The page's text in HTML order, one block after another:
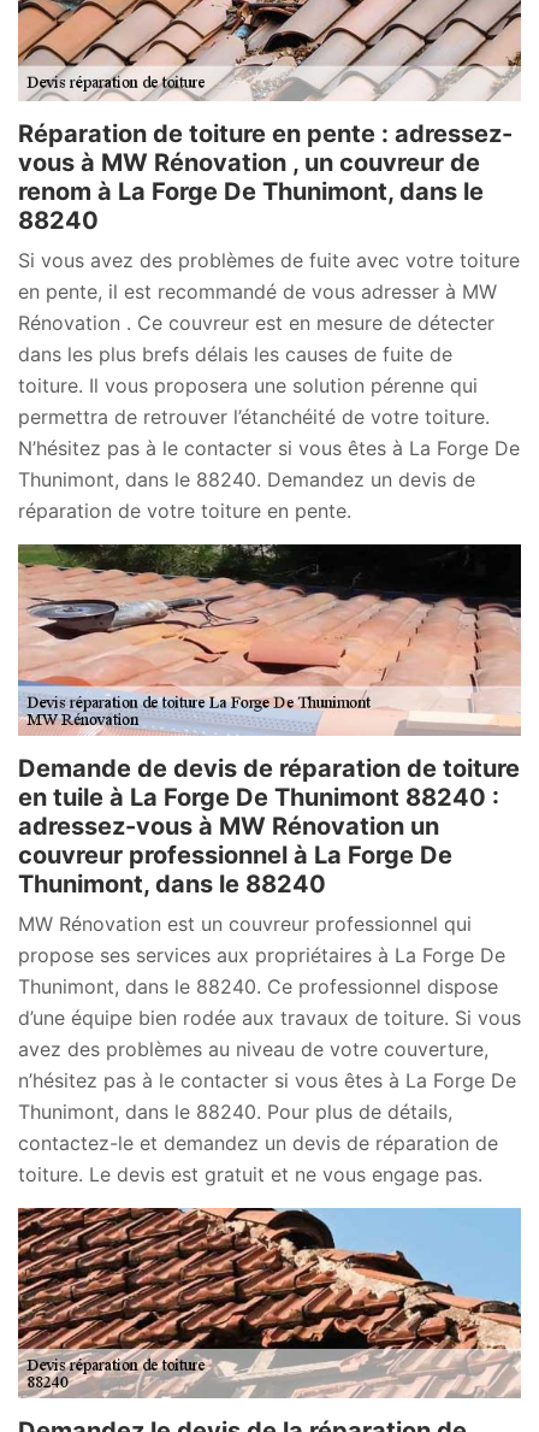
Réparation de toiture en pente : adressez-
vous à MW Rénovation , un couvreur de
renom à La Forge De Thunimont, dans le
88240
Si vous avez des problèmes de fuite avec votre toiture
en pente, il est recommandé de vous adresser à MW
Rénovation . Ce couvreur est en mesure de détecter
dans les plus brefs délais les causes de fuite de
toiture. Il vous proposera une solution pérenne qui
permettra de retrouver l’étanchéité de votre toiture.
N’hésitez pas à le contacter si vous êtes à La Forge De
Thunimont, dans le 88240. Demandez un devis de
réparation de votre toiture en pente.
Demande de devis de réparation de toiture
en tuile à La Forge De Thunimont 88240 :
adressez-vous à MW Rénovation un
couvreur professionnel à La Forge De
Thunimont, dans le 88240
MW Rénovation est un couvreur professionnel qui
propose ses services aux propriétaires à La Forge De
Thunimont, dans le 88240. Ce professionnel dispose
d’une équipe bien rodée aux travaux de toiture. Si vous
avez des problèmes au niveau de votre couverture,
n’hésitez pas à le contacter si vous êtes à La Forge De
Thunimont, dans le 88240. Pour plus de détails,
contactez-le et demandez un devis de réparation de
toiture. Le devis est gratuit et ne vous engage pas.